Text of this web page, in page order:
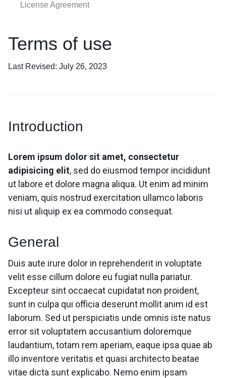
License Agreement
Terms of use
Last Revised: July 26, 2023
Introduction
Lorem ipsum dolor sit amet, consectetur
adipisicing elit, sed do eiusmod tempor incididunt
ut labore et dolore magna aliqua. Ut enim ad minim
veniam, quis nostrud exercitation ullamco laboris
nisi ut aliquip ex ea commodo consequat.
General
Duis aute irure dolor in reprehenderit in voluptate
velit esse cillum dolore eu fugiat nulla pariatur.
Excepteur sint occaecat cupidatat non proident,
sunt in culpa qui officia deserunt mollit anim id est
laborum. Sed ut perspiciatis unde omnis iste natus
error sit voluptatem accusantium doloremque
laudantium, totam rem aperiam, eaque ipsa quae ab
illo inventore veritatis et quasi architecto beatae
vitae dicta sunt explicabo. Nemo enim ipsam